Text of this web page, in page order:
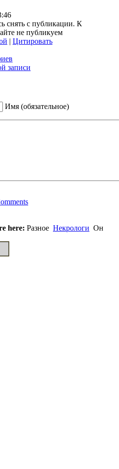
снять с публикации. К
не публикуем
| Цитировать
записи
Имя (обязательное)
here: Разное Некрологи Он